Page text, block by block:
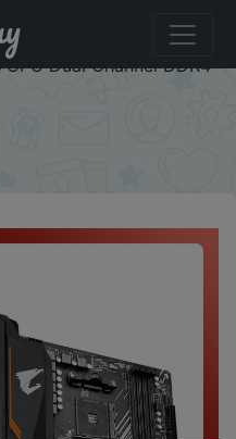
New B550M
ATX Socket AM4 For
Dual Channel DDR4